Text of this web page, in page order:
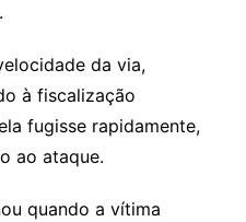
da via,
à fiscalização
fugisse rapidamente,
ao ataque.
quando a vítima